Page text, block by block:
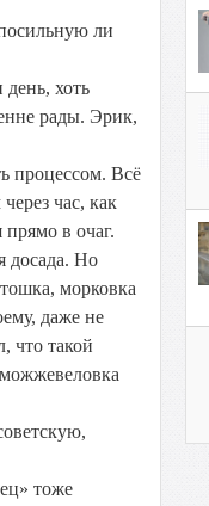
ли
хоть
рады. Эрик,
процессом. Всё
час, как
в очаг.
досада. Но
морковка
даже не
что такой
тоже